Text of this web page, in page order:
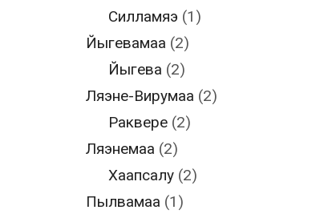
Силламяэ (1)
Йыгевамаа (2)
Йыгева (2)
Ляэне-Вирумаа (2)
Раквере (2)
Ляэнемаа (2)
Хаапсалу (2)
Пылвамаа (1)